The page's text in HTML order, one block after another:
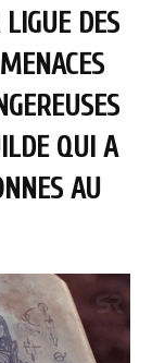
DES
QUI A
AU